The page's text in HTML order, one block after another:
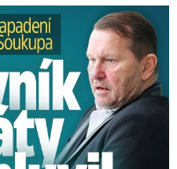
Agáty promluvil